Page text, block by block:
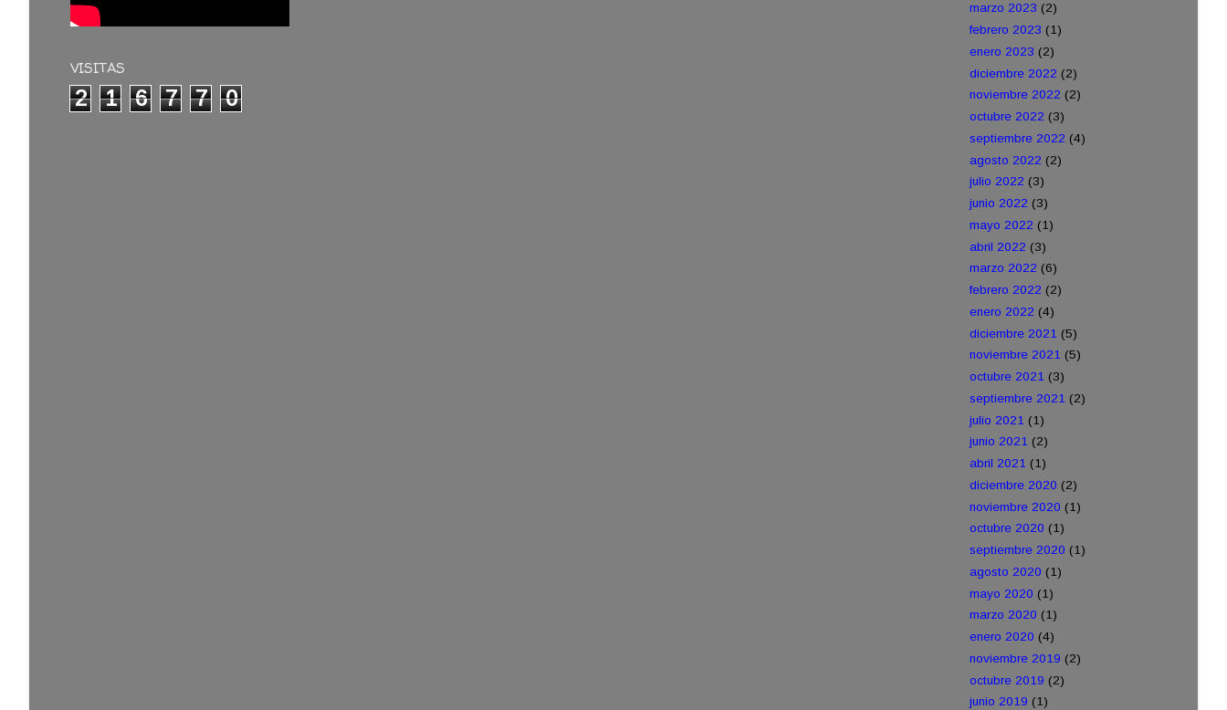
VISITAS
2 1 6 7 7 0
marzo 2023 (2)
febrero 2023 (1)
enero 2023 (2)
diciembre 2022 (2)
noviembre 2022 (2)
octubre 2022 (3)
septiembre 2022 (4)
agosto 2022 (2)
julio 2022 (3)
junio 2022 (3)
mayo 2022 (1)
abril 2022 (3)
marzo 2022 (6)
febrero 2022 (2)
enero 2022 (4)
diciembre 2021 (5)
noviembre 2021 (5)
octubre 2021 (3)
septiembre 2021 (2)
julio 2021 (1)
junio 2021 (2)
abril 2021 (1)
diciembre 2020 (2)
noviembre 2020 (1)
octubre 2020 (1)
septiembre 2020 (1)
agosto 2020 (1)
mayo 2020 (1)
marzo 2020 (1)
enero 2020 (4)
noviembre 2019 (2)
octubre 2019 (2)
junio 2019 (1)